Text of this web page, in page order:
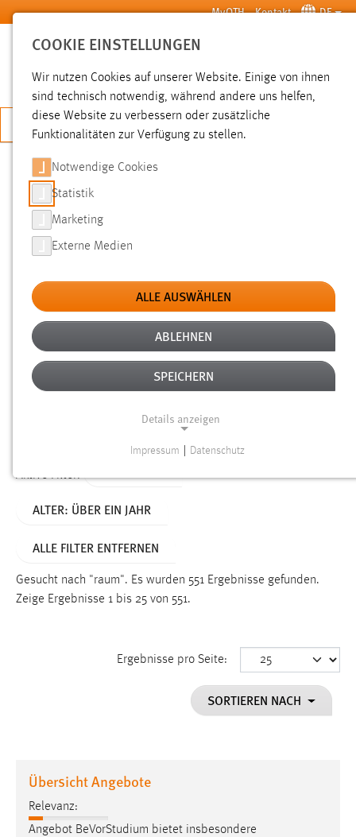
Zum Hauptinhalt springen MyOTH Kontakt DE
SUCHE
JETZT BEWERBEN
SUCHE
FILTER
Typ
Erstellungsdatum
Alter
Aktive Filter:
ALTER: ÜBER EIN JAHR
ALLE FILTER ENTFERNEN
Gesucht nach "raum". Es wurden 551 Ergebnisse gefunden.
Zeige Ergebnisse 1 bis 25 von 551.
Ergebnisse pro Seite:
SORTIEREN NACH
Übersicht Angebote
Relevanz:
Angebot BeVorStudium bietet insbesondere
COOKIE EINSTELLUNGEN
Wir nutzen Cookies auf unserer Website. Einige von ihnen
sind technisch notwendig, während andere uns helfen,
diese Website zu verbessern oder zusätzliche
Funktionalitäten zur Verfügung zu stellen.
Notwendige Cookies
Statistik
Marketing
Externe Medien
ALLE AUSWÄHLEN
ABLEHNEN
SPEICHERN
Details anzeigen
Funktionen und sind für die einwandfreie Funktion der
Name:
Dieser Cookie speichert die ausgewählten Einverständnis-
Performance
Name:
staticfilecache
Impressum Datenschutz